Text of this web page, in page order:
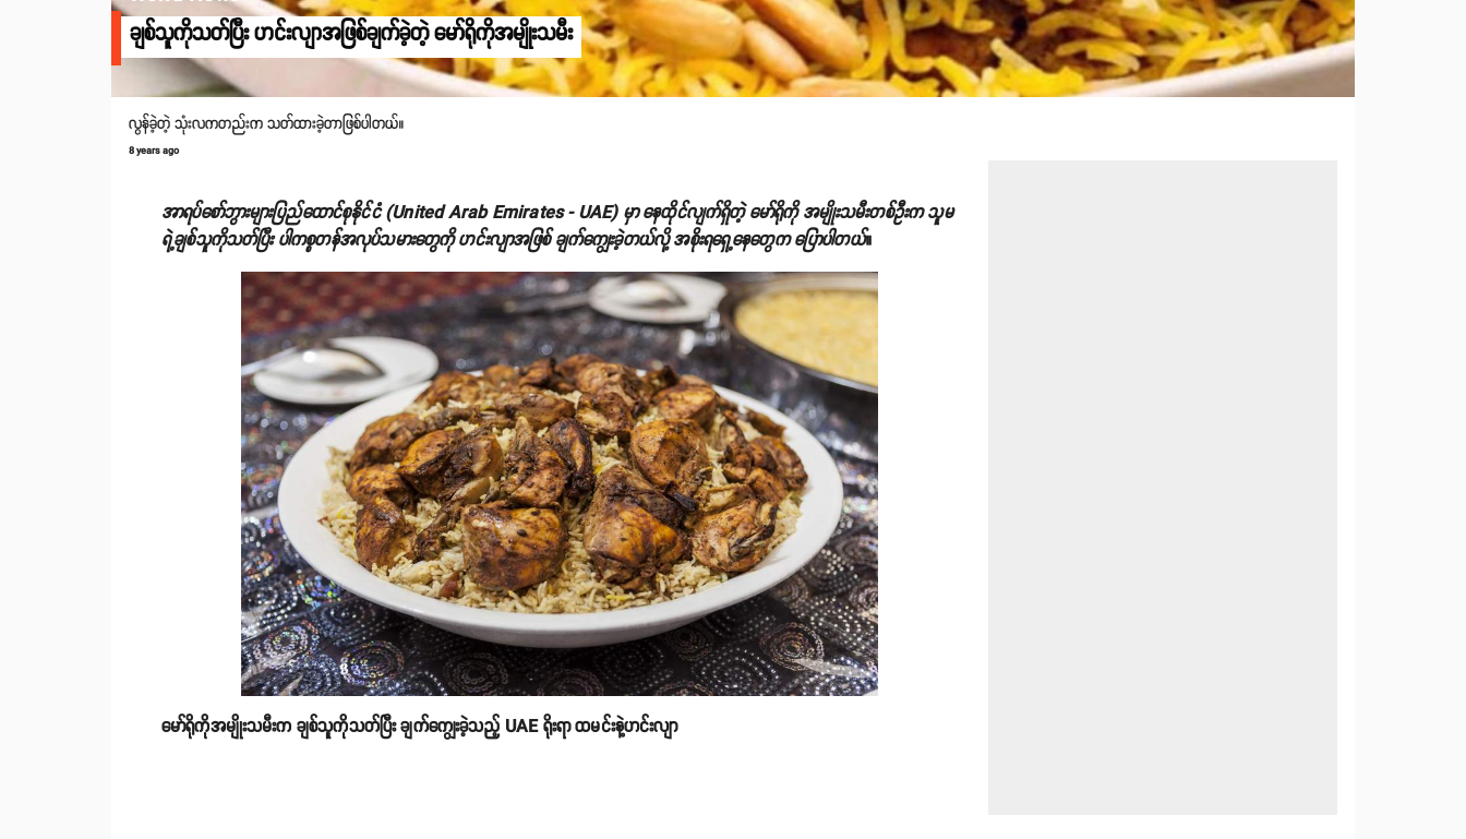
ချစ်သူကိုသတ်ပြီး ဟင်းလျာအဖြစ်ချက်ခဲ့တဲ့ မော်ရိုကိုအမျိုးသမီး
လွန်ခဲ့တဲ့ သုံးလကတည်းက သတ်ထားခဲ့တာဖြစ်ပါတယ်။
8 years ago
အာရပ်စော်ဘွားများပြည်ထောင်စုနိုင်ငံ (United Arab Emirates - UAE) မှာ နေထိုင်လျက်ရှိတဲ့ မော်ရိုကို အမျိုးသမီးတစ်ဦးက သူမ
ရဲ့ချစ်သူကိုသတ်ပြီး ပါကစ္စတန်အလုပ်သမားတွေကို ဟင်းလျာအဖြစ် ချက်ကျွေးခဲ့တယ်လို့ အစိုးရရှေ့နေတွေက ပြောပါတယ်။
မော်ရိုကိုအမျိုးသမီးက ချစ်သူကိုသတ်ပြီး ချက်ကျွေးခဲ့သည့် UAE ရိုးရာ ထမင်းနဲ့ဟင်းလျာ